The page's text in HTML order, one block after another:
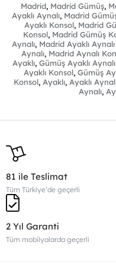
Madrid, Madrid Gümüş,
Ayaklı Aynalı, Madrid
Ayaklı Konsol, Madrid
Konsol, Madrid Gümüş
Aynalı, Madrid Ayaklı
Aynalı, Madrid Aynalı
Ayaklı, Gümüş Ayaklı Aynalı
Ayaklı Konsol, Gümüş
Konsol, Ayaklı, Ayaklı
Aynalı,
81 ile Teslimat
Tüm Türkiye’de geçerli
2 Yıl Garanti
Tüm mobilyalarda geçerli